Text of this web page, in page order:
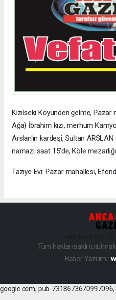
Kızılseki Köyünden gelme,
Ağa) İbrahim kızı, merhum
Arslan'ın kardeşi, Sultan
namazı saat 15'de, Köle
Taziye Evi: Pazar mahallesi,
Tüm hakları saklı
Haber Yazılımı:
google.com, pub-